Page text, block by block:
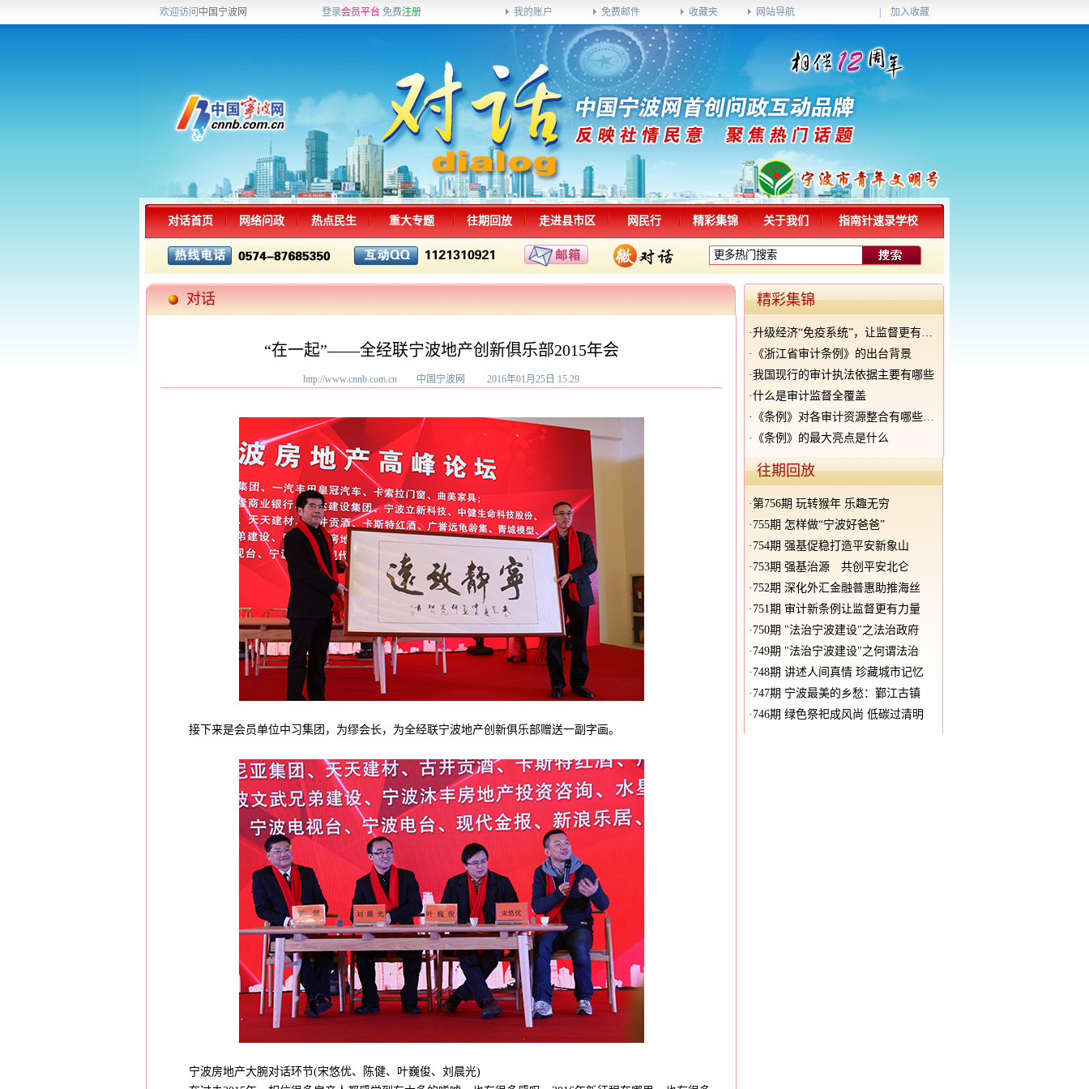
欢迎访问 中国宁波网 登录会员平台 免费注册 我的账户 免费邮件 收藏夹 网站导航 加入收藏
对话首页 网络问政 热点民生 重大专题 往期回放 走进县市区 网民行 精彩集锦 关于我们 指南针速录学校
对话
“在一起”——全经联宁波地产创新俱乐部2015年会
http://www.cnnb.com.cn 中国宁波网 2016年01月25日 15:29
接下来是会员单位中习集团，为缪会长，为全经联宁波地产创新俱乐部赠送一副字画。
宁波房地产大腕对话环节(宋悠优、陈健、叶巍俊、刘晨光)
精彩集锦
·升级经济“免疫系统”，让监督更有力量
· 《浙江省审计条例》的出台背景
·我国现行的审计执法依据主要有哪些
·什么是审计监督全覆盖
· 《条例》对各审计资源整合有哪些新规定
· 《条例》的最大亮点是什么
往期回放
·第756期 玩转猴年 乐趣无穷
· 755期 怎样做“宁波好爸爸”
· 754期 强基促稳打造平安新象山
· 753期 强基治源 共创平安北仑
· 752期 深化外汇金融普惠助推海丝
· 751期 审计新条例让监督更有力量
· 750期 "法治宁波建设"之法治政府
· 749期 "法治宁波建设"之何谓法治
· 748期 讲述人间真情 珍藏城市记忆
· 747期 宁波最美的乡愁：鄞江古镇
· 746期 绿色祭祀成风尚 低碳过清明